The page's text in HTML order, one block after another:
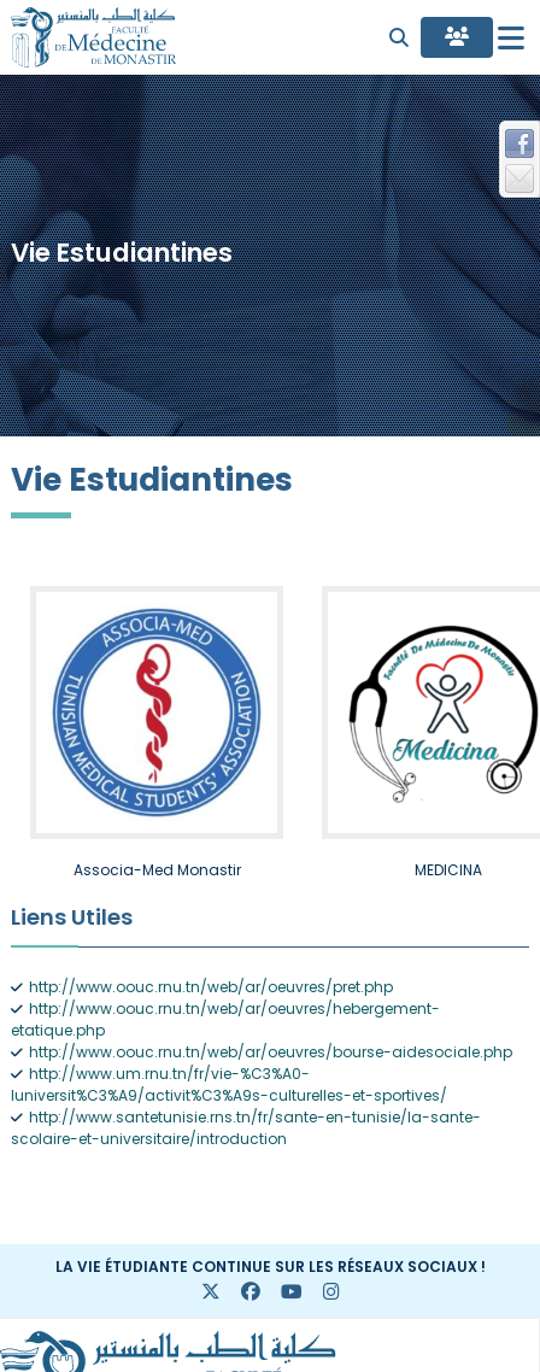
Vie Estudiantines
Vie Estudiantines
Associa-Med Monastir MEDICINA
Liens Utiles
http://www.oouc.rnu.tn/web/ar/oeuvres/pret.php
http://www.oouc.rnu.tn/web/ar/oeuvres/hebergement-
etatique.php
http://www.oouc.rnu.tn/web/ar/oeuvres/bourse-aidesociale.php
http://www.um.rnu.tn/fr/vie-%C3%A0-
luniversit%C3%A9/activit%C3%A9s-culturelles-et-sportives/
http://www.santetunisie.rns.tn/fr/sante-en-tunisie/la-sante-
scolaire-et-universitaire/introduction
LA VIE ÉTUDIANTE CONTINUE SUR LES RÉSEAUX SOCIAUX !